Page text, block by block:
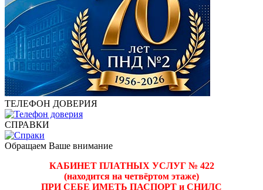
ТЕЛЕФОН ДОВЕРИЯ
СПРАВКИ
Обращаем Ваше внимание
КАБИНЕТ ПЛАТНЫХ УСЛУГ № 422
(находится на четвёртом этаже)
ПРИ СЕБЕ ИМЕТЬ ПАСПОРТ и СНИЛС